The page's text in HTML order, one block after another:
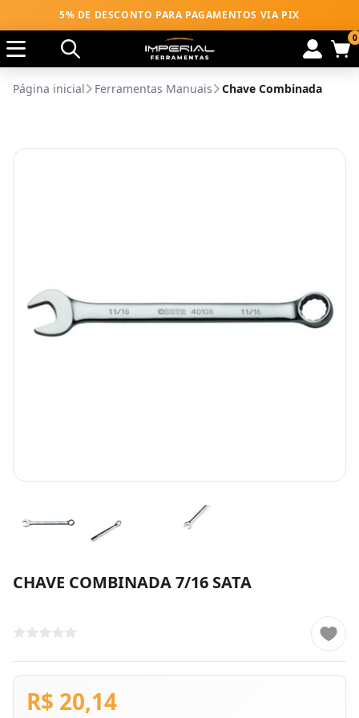
5% DE DESCONTO PARA PAGAMENTOS VIA PIX
0
Página inicial Ferramentas Manuais Chave Combinada
CHAVE COMBINADA 7/16 SATA
R$ 20,14